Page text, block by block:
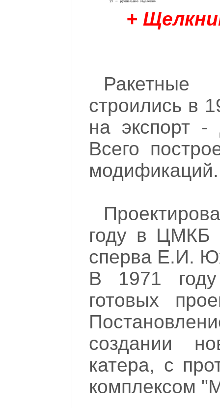
+
строились в
на экспорт -
Всего
модификаций.
году в ЦМКБ
сперва Е.И.
В 1971
готовых
создании
катера, с
комплексом